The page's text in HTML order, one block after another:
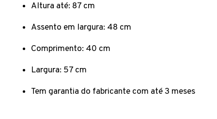
Altura até: 87 cm
Assento em largura: 48 cm
Comprimento: 40 cm
Largura: 57 cm
Tem garantia do fabricante com até 3 meses